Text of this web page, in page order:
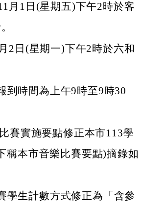
月1日(星期五)下午2時於客
2日(星期一)下午2時於六和
到時間為上午9時至9時30
賽實施要點修正本市113學
稱本市音樂比賽要點)摘錄如
學生計數方式修正為「含參